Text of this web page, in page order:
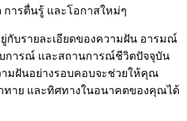
ารตื่นรู้ และโอกาสใหม่ๆ
กับรายละเอียดของความฝัน อารมณ์
การณ์ และสถานการณ์ชีวิตปัจจุบัน
มฝันอย่างรอบคอบจะช่วยให้คุณ
ทาย และทิศทางในอนาคตของคุณได้